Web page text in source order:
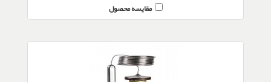
مقایسه محصول